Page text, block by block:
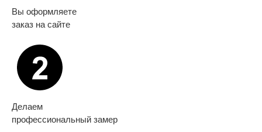
Вы оформляете
заказ на сайте
Делаем
профессиональный замер